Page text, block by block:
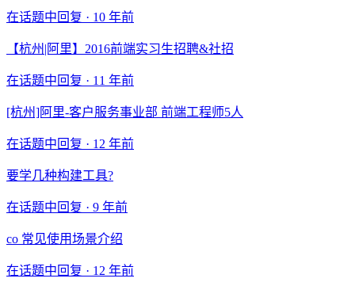
在话题中回复 · 10 年前
【杭州|阿里】2016前端实习生招聘&社招
在话题中回复 · 11 年前
[杭州]阿里-客户服务事业部 前端工程师5人
在话题中回复 · 12 年前
要学几种构建工具?
在话题中回复 · 9 年前
co 常见使用场景介绍
在话题中回复 · 12 年前